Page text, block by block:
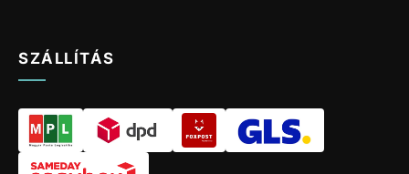
SZÁLLÍTÁS